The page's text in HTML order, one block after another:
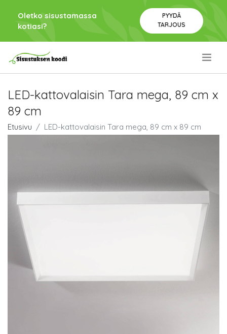
Oletko sisustamassa
kotiasi?
PYYDÄ
TARJOUS
LED-kattovalaisin Tara mega, 89 cm x
89 cm
Etusivu LED-kattovalaisin Tara mega, 89 cm x 89 cm